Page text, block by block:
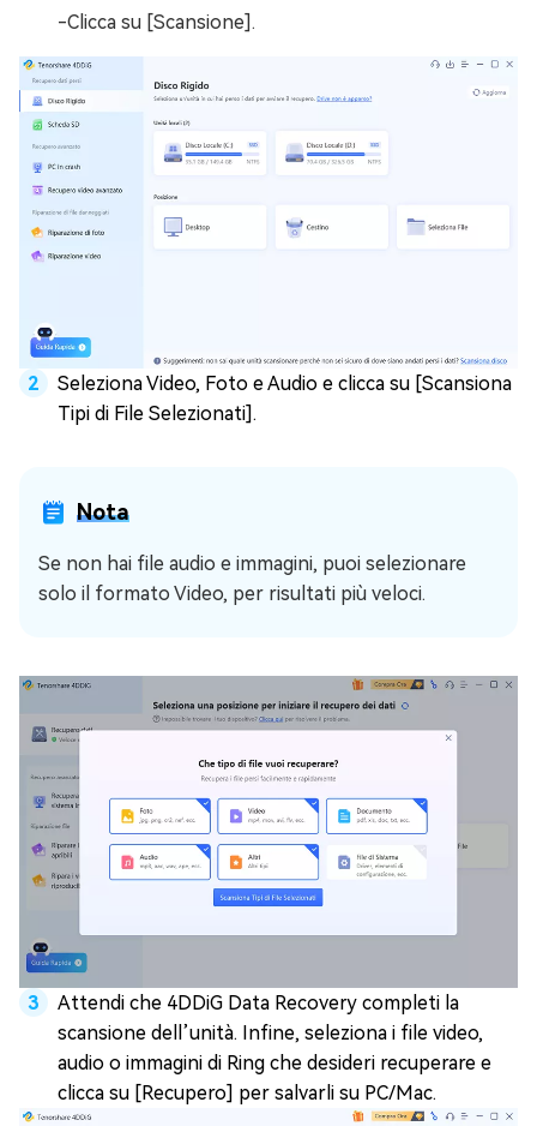
-Clicca su [Scansione].
Seleziona Video, Foto e Audio e clicca su [Scansiona
Tipi di File Selezionati].
Nota
Se non hai file audio e immagini, puoi selezionare
solo il formato Video, per risultati più veloci.
Attendi che 4DDiG Data Recovery completi la
scansione dell’unità. Infine, seleziona i file video,
audio o immagini di Ring che desideri recuperare e
clicca su [Recupero] per salvarli su PC/Mac.